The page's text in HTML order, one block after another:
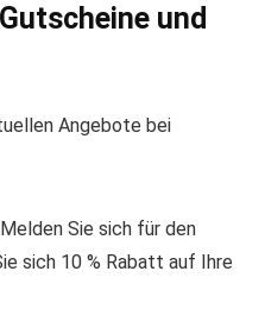
und
Angebote bei
Melden Sie sich für den
sich 10 % Rabatt auf Ihre